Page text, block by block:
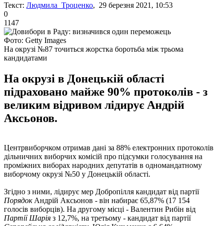
Текст: Людмила Троценко, 29 березня 2021, 10:53
0
1147
Фото: Getty Images
На окрузі №87 точиться жорстка боротьба між трьома
кандидатами
На окрузі в Донецькій області
підраховано майже 90% протоколів - з
великим відривом лідирує Андрій
Аксьонов.
Центрвиборчком отримав дані за 88% електронних протоколів
дільничних виборчих комісій про підсумки голосування на
проміжних виборах народних депутатів в одномандатному
виборчому окрузі №50 у Донецькій області.
Згідно з ними, лідирує мер Добропілля кандидат від партії
ПорядокАндрій Аксьонов - він набирає 65,87% (17 154
голосів виборців). На другому місці - Валентин Рибін від
Партії Шарія з 12,7%, на третьому - кандидат від партії